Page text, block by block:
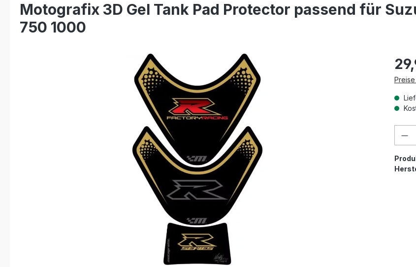
Motografix 3D Gel Tank Pad Protector passend für
750 1000